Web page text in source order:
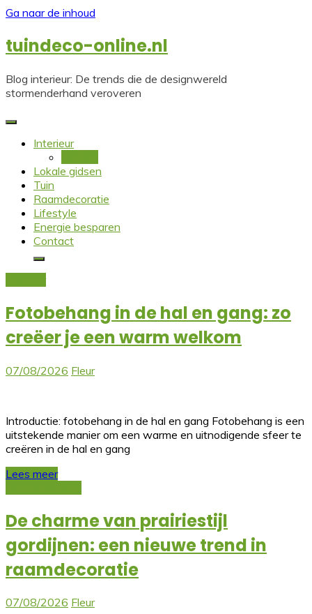
Ga naar de inhoud
tuindeco-online.nl
Blog interieur: De trends die de designwereld
stormenderhand veroveren
Interieur
Lokale gidsen
Tuin
Raamdecoratie
Lifestyle
Energie besparen
Contact
Fotobehang in de hal en gang: zo
creëer je een warm welkom
07/08/2026 Fleur
Introductie: fotobehang in de hal en gang Fotobehang is een
uitstekende manier om een warme en uitnodigende sfeer te
creëren in de hal en gang
Lees meer
De charme van prairiestijl
gordijnen: een nieuwe trend in
raamdecoratie
07/08/2026 Fleur